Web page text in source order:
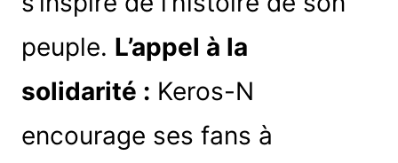
peuple. L’appel à la
solidarité : Keros-N
encourage ses fans à